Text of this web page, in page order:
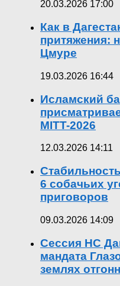
20.03.2026 17:00
Как в
притяжения:
Цмуре
19.03.2026 16:44
Исламский
MITT-2026
12.03.2026 14:11
6 собачьих
приговоров
09.03.2026 14:09
Сессия НС
мандата
землях